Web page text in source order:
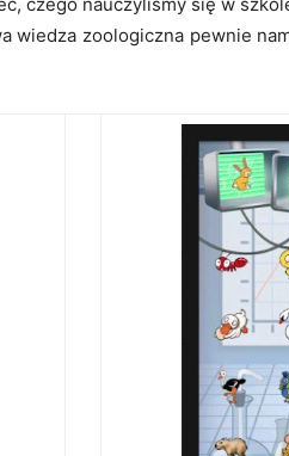
czego nauczyliśmy się w
wiedza zoologiczna pewnie